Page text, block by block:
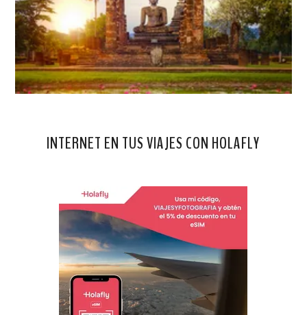
INTERNET EN TUS VIAJES CON HOLAFLY